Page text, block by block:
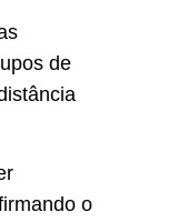
de
o